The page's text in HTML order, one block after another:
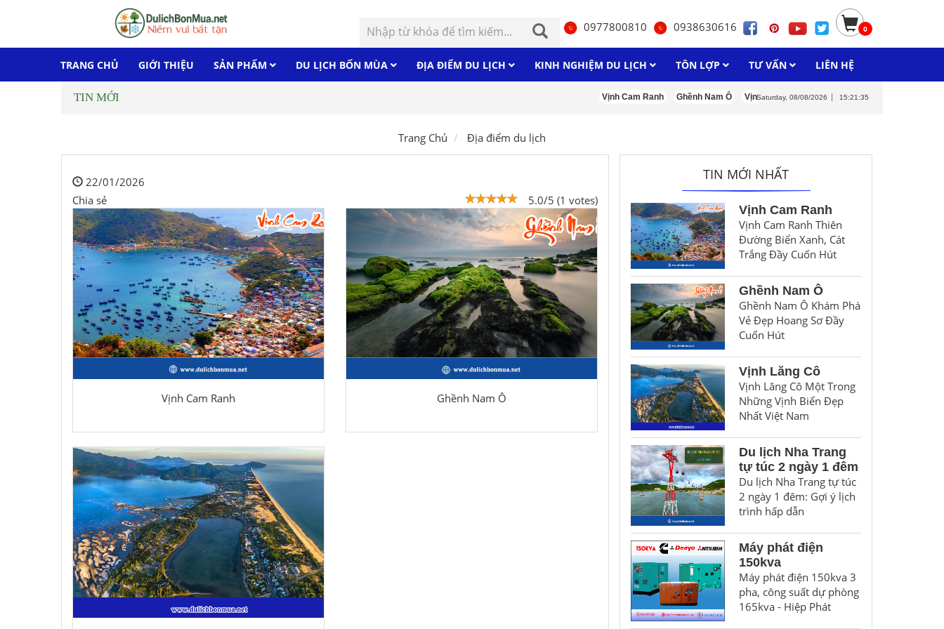
0977800810 0938630616 0
TRANG CHỦ GIỚI THIỆU SẢN PHẨM DU LỊCH BỐN MÙA ĐỊA ĐIỂM DU LỊCH KINH NGHIỆM DU LỊCH TÔN LỢP TƯ VẤN LIÊN HỆ
TIN MỚI Vịnh Cam Ranh Ghềnh Nam Ô Vịnh Lăng Cô Du lịch Nha Trang tự túc 2 ngày 1 đêm
Saturday, 08/08/2026 15:21:36
Trang Chủ Địa điểm du lịch
22/01/2026
5.0/5 (1 votes)
Chia sẻ
Vịnh Cam Ranh Ghềnh Nam Ô
TIN MỚI NHẤT
Vịnh Cam Ranh
Vịnh Cam Ranh Thiên
Đường Biển Xanh, Cát
Trắng Đầy Cuốn Hút
Ghềnh Nam Ô
Ghềnh Nam Ô Khám Phá
Vẻ Đẹp Hoang Sơ Đầy
Cuốn Hút
Vịnh Lăng Cô
Vịnh Lăng Cô Một Trong
Những Vịnh Biển Đẹp
Nhất Việt Nam
Du lịch Nha Trang
tự túc 2 ngày 1 đêm
Du lịch Nha Trang tự túc
2 ngày 1 đêm: Gợi ý lịch
trình hấp dẫn
Máy phát điện
150kva
Máy phát điện 150kva 3
pha, công suất dự phòng
165kva - Hiệp Phát